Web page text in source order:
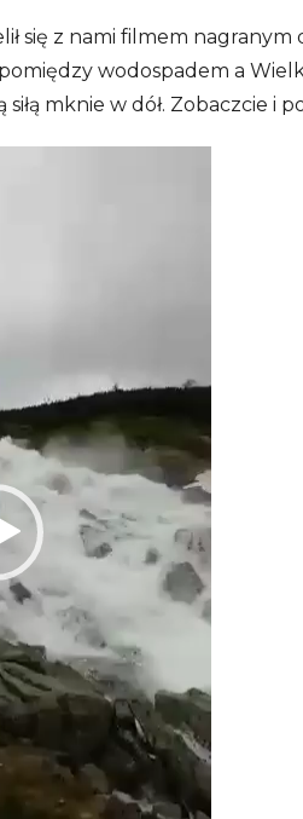
się z nami filmem nagranym
wodospadem a
mknie w dół. Zobaczcie i